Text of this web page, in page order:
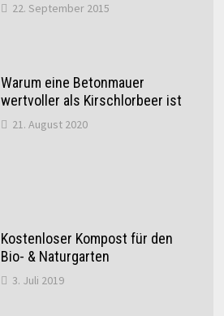
22. September 2015
Warum eine Betonmauer
wertvoller als Kirschlorbeer ist
21. August 2020
Kostenloser Kompost für den
Bio- & Naturgarten
3. Juli 2019